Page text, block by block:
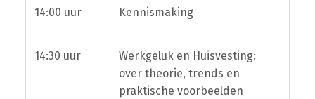
14:00 uur Kennismaking
14:30 uur
Werkgeluk en Huisvesting:
over theorie, trends en
praktische voorbeelden